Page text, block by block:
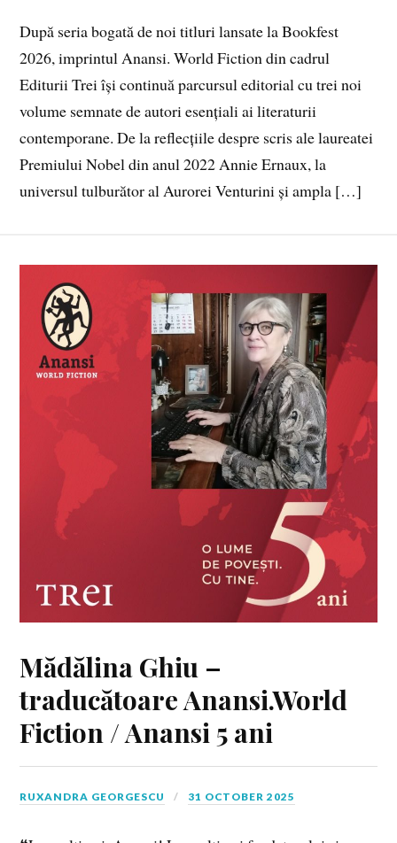
După seria bogată de noi titluri lansate la Bookfest
2026, imprintul Anansi. World Fiction din cadrul
Editurii Trei își continuă parcursul editorial cu trei noi
volume semnate de autori esențiali ai literaturii
contemporane. De la reflecțiile despre scris ale laureatei
Premiului Nobel din anul 2022 Annie Ernaux, la
universul tulburător al Aurorei Venturini și ampla […]
Mădălina Ghiu –
traducătoare Anansi.World
Fiction / Anansi 5 ani
RUXANDRA GEORGESCU 31 OCTOBER 2025